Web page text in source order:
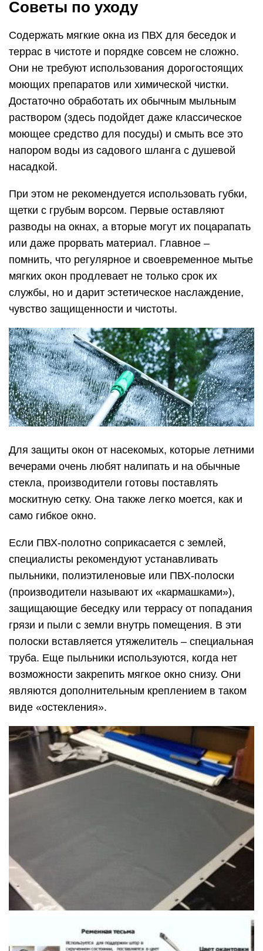
Советы по уходу
Содержать мягкие окна из ПВХ для беседок и
террас в чистоте и порядке совсем не сложно.
Они не требуют использования дорогостоящих
моющих препаратов или химической чистки.
Достаточно обработать их обычным мыльным
раствором (здесь подойдет даже классическое
моющее средство для посуды) и смыть все это
напором воды из садового шланга с душевой
насадкой.
При этом не рекомендуется использовать губки,
щетки с грубым ворсом. Первые оставляют
разводы на окнах, а вторые могут их поцарапать
или даже прорвать материал. Главное –
помнить, что регулярное и своевременное мытье
мягких окон продлевает не только срок их
службы, но и дарит эстетическое наслаждение,
чувство защищенности и чистоты.
Для защиты окон от насекомых, которые летними
вечерами очень любят налипать и на обычные
стекла, производители готовы поставлять
москитную сетку. Она также легко моется, как и
само гибкое окно.
Если ПВХ-полотно соприкасается с землей,
специалисты рекомендуют устанавливать
пыльники, полиэтиленовые или ПВХ-полоски
(производители называют их «кармашками»),
защищающие беседку или террасу от попадания
грязи и пыли с земли внутрь помещения. В эти
полоски вставляется утяжелитель – специальная
труба. Еще пыльники используются, когда нет
возможности закрепить мягкое окно снизу. Они
являются дополнительным креплением в таком
виде «остекления».